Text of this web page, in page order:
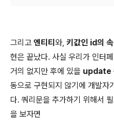
그리고 엔티티 와, 키값인 id의
현은 끝났다. 사실 우리가 인터
거의 없지만 후에 있을 update
동으로 구현되지 않기에 개발자
다. 쿼리문을 추가하기 위해서
을 보자면